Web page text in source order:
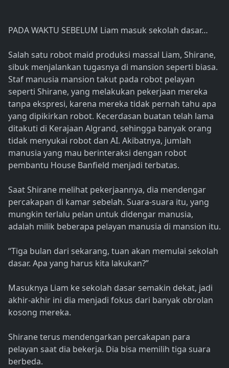
PADA WAKTU SEBELUM Liam masuk sekolah dasar…
Salah satu robot maid produksi massal Liam, Shirane,
sibuk menjalankan tugasnya di mansion seperti biasa.
Staf manusia mansion takut pada robot pelayan
seperti Shirane, yang melakukan pekerjaan mereka
tanpa ekspresi, karena mereka tidak pernah tahu apa
yang dipikirkan robot. Kecerdasan buatan telah lama
ditakuti di Kerajaan Algrand, sehingga banyak orang
tidak menyukai robot dan AI. Akibatnya, jumlah
manusia yang mau berinteraksi dengan robot
pembantu House Banfield menjadi terbatas.
Saat Shirane melihat pekerjaannya, dia mendengar
percakapan di kamar sebelah. Suara-suara itu, yang
mungkin terlalu pelan untuk didengar manusia,
adalah milik beberapa pelayan manusia di mansion itu.
“Tiga bulan dari sekarang, tuan akan memulai sekolah
dasar. Apa yang harus kita lakukan?”
Masuknya Liam ke sekolah dasar semakin dekat, jadi
akhir-akhir ini dia menjadi fokus dari banyak obrolan
kosong mereka.
Shirane terus mendengarkan percakapan para
pelayan saat dia bekerja. Dia bisa memilih tiga suara
berbeda.